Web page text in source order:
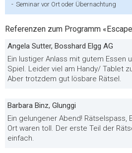
- Seminar vor Ort oder Übernachtung
Referenzen zum Programm
Angela Sutter, Bosshard Elgg AG
Ein lustiger Anlass mit gutem Essen
Spiel. Leider viel am Handy/ Tablet
Aber trotzdem gut lösbare Rätsel.
Barbara Binz, Glunggi
Ein gelungener Abend! Rätselspass,
Ort waren toll. Der erste Teil der
einfach.